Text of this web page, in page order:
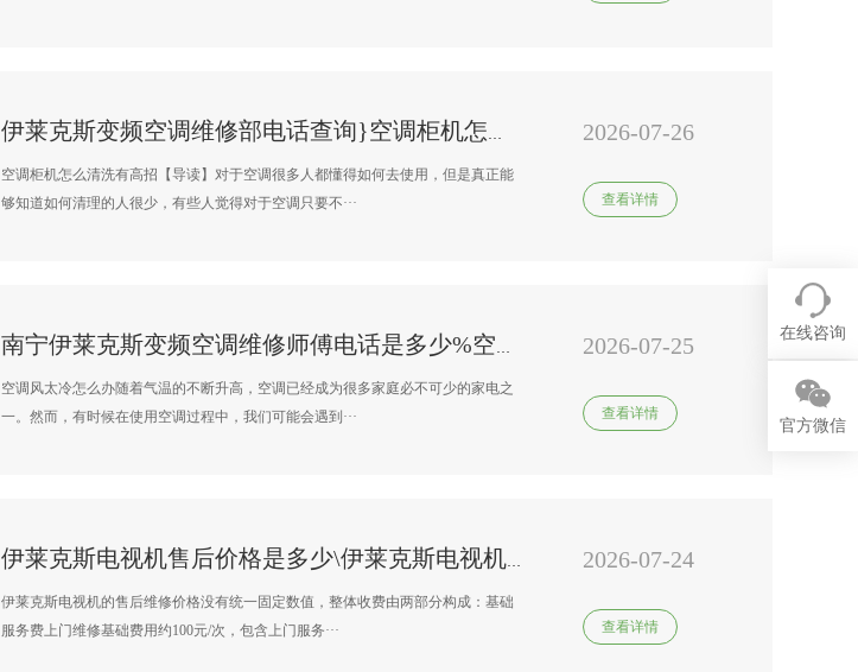
伊莱克斯变频空调维修部电话查询}空调柜机怎么清洗有高招
空调柜机怎么清洗有高招【导读】对于空调很多人都懂得如何去使用，但是真正能
够知道如何清理的人很少，有些人觉得对于空调只要不···
2026-07-26
查看详情
南宁伊莱克斯变频空调维修师傅电话是多少%空调风太冷怎么办
空调风太冷怎么办随着气温的不断升高，空调已经成为很多家庭必不可少的家电之
一。然而，有时候在使用空调过程中，我们可能会遇到···
2026-07-25
查看详情
伊莱克斯电视机售后价格是多少\伊莱克斯电视机售后价格是多少钱新发布
伊莱克斯电视机的售后维修价格没有统一固定数值，整体收费由两部分构成：基础
服务费‌上门维修基础费用约100元/次，包含上门服务···
2026-07-24
查看详情
在线咨询
官方微信